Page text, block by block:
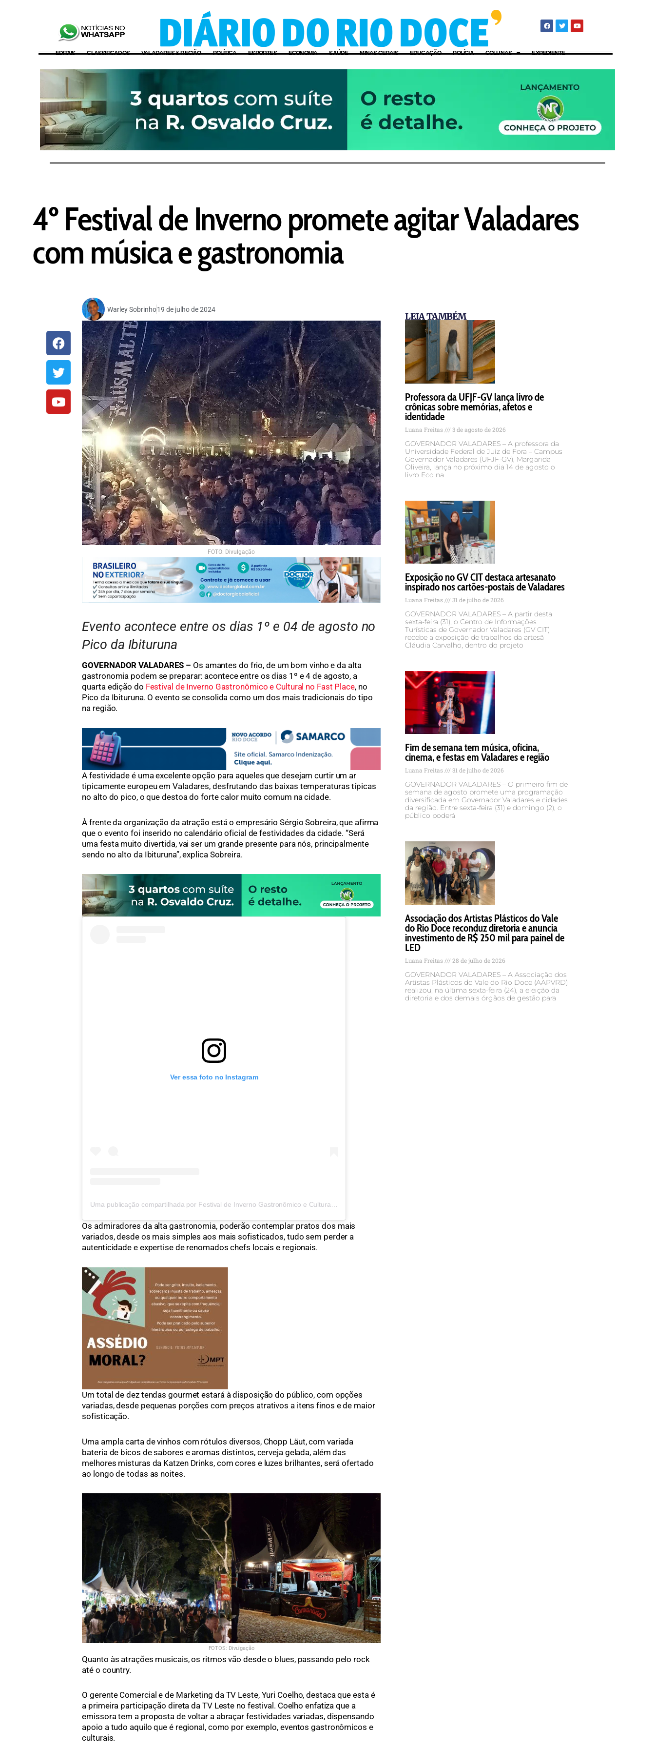
EDITAIS CLASSIFICADOS VALADARES & REGIÃO POLÍTICA ESPORTES ECONOMIA SAÚDE MINAS GERAIS EDUCAÇÃO POLÍCIA COLUNAS EXPEDIENTE
4º Festival de Inverno promete agitar Valadares
com música e gastronomia
Warley Sobrinho19 de julho de 2024
FOTO: Divulgação
Evento acontece entre os dias 1º e 04 de agosto no
Pico da Ibituruna
GOVERNADOR VALADARES – Os amantes do frio, de um bom vinho e da alta
gastronomia podem se preparar: acontece entre os dias 1º e 4 de agosto, a
quarta edição do Festival de Inverno Gastronômico e Cultural no Fast Place, no
Pico da Ibituruna. O evento se consolida como um dos mais tradicionais do tipo
na região.
A festividade é uma excelente opção para aqueles que desejam curtir um ar
tipicamente europeu em Valadares, desfrutando das baixas temperaturas típicas
no alto do pico, o que destoa do forte calor muito comum na cidade.
À frente da organização da atração está o empresário Sérgio Sobreira, que afirma
que o evento foi inserido no calendário oficial de festividades da cidade. “Será
uma festa muito divertida, vai ser um grande presente para nós, principalmente
sendo no alto da Ibituruna”, explica Sobreira.
Ver essa foto no Instagram
Os admiradores da alta gastronomia, poderão contemplar pratos dos mais
variados, desde os mais simples aos mais sofisticados, tudo sem perder a
autenticidade e expertise de renomados chefs locais e regionais.
Um total de dez tendas gourmet estará à disposição do público, com opções
variadas, desde pequenas porções com preços atrativos a itens finos e de maior
sofisticação.
Uma ampla carta de vinhos com rótulos diversos, Chopp Läut, com variada
bateria de bicos de sabores e aromas distintos, cerveja gelada, além das
melhores misturas da Katzen Drinks, com cores e luzes brilhantes, será ofertado
ao longo de todas as noites.
FOTOS: Divulgação
Quanto às atrações musicais, os ritmos vão desde o blues, passando pelo rock
até o country.
O gerente Comercial e de Marketing da TV Leste, Yuri Coelho, destaca que esta é
a primeira participação direta da TV Leste no festival. Coelho enfatiza que a
emissora tem a proposta de voltar a abraçar festividades variadas, dispensando
apoio a tudo aquilo que é regional, como por exemplo, eventos gastronômicos e
culturais.
LEIA TAMBÉM
Professora da UFJF-GV lança livro de
crônicas sobre memórias, afetos e
identidade
Luana Freitas 3 de agosto de 2026
GOVERNADOR VALADARES – A professora da
Universidade Federal de Juiz de Fora – Campus
Governador Valadares (UFJF-GV), Margarida
Oliveira, lança no próximo dia 14 de agosto o
livro Eco na
Exposição no GV CIT destaca artesanato
inspirado nos cartões-postais de Valadares
Luana Freitas 31 de julho de 2026
GOVERNADOR VALADARES – A partir desta
sexta-feira (31), o Centro de Informações
Turísticas de Governador Valadares (GV CIT)
recebe a exposição de trabalhos da artesã
Cláudia Carvalho, dentro do projeto
Fim de semana tem música, oficina,
cinema, e festas em Valadares e região
Luana Freitas 31 de julho de 2026
GOVERNADOR VALADARES – O primeiro fim de
semana de agosto promete uma programação
diversificada em Governador Valadares e cidades
da região. Entre sexta-feira (31) e domingo (2), o
público poderá
Associação dos Artistas Plásticos do Vale
do Rio Doce reconduz diretoria e anuncia
investimento de R$ 250 mil para painel de
LED
Luana Freitas 28 de julho de 2026
GOVERNADOR VALADARES – A Associação dos
Artistas Plásticos do Vale do Rio Doce (AAPVRD)
realizou, na última sexta-feira (24), a eleição da
diretoria e dos demais órgãos de gestão para